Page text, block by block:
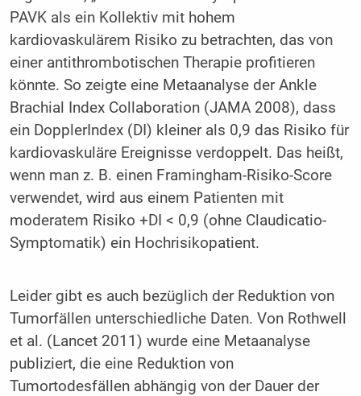
PAVK als ein Kollektiv mit hohem
kardiovaskulärem Risiko zu betrachten, das von
einer antithrombotischen Therapie profitieren
könnte. So zeigte eine Metaanalyse der Ankle
Brachial Index Collaboration (JAMA 2008), dass
ein DopplerIndex (DI) kleiner als 0,9 das Risiko für
kardiovaskuläre Ereignisse verdoppelt. Das heißt,
wenn man z. B. einen Framingham-Risiko-Score
verwendet, wird aus einem Patienten mit
moderatem Risiko +DI < 0,9 (ohne Claudicatio-
Symptomatik) ein Hochrisikopatient.
Leider gibt es auch bezüglich der Reduktion von
Tumorfällen unterschiedliche Daten. Von Rothwell
et al. (Lancet 2011) wurde eine Metaanalyse
publiziert, die eine Reduktion von
Tumortodesfällen abhängig von der Dauer der